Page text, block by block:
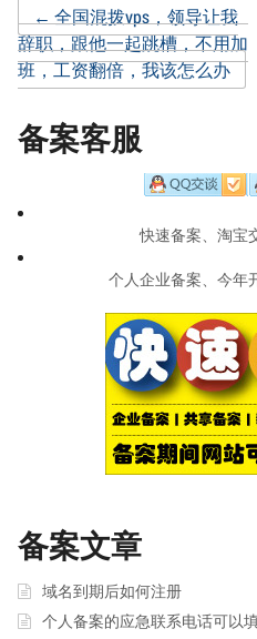
Post
navigation
← 全国混拨vps，领导让我
辞职，跟他一起跳槽，不用加
班，工资翻倍，我该怎么办
备案客服
快速备案、淘宝
个人企业备案、今年
备案文章
域名到期后如何注册
个人备案的应急联系电话可以